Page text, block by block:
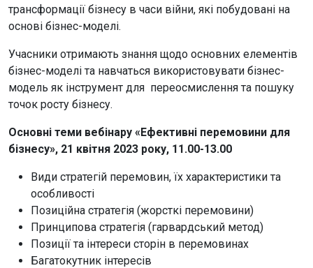
трансформації бізнесу в часи війни, які побудовані на
основі бізнес-моделі.
Учасники отримають знання щодо основних елементів
бізнес-моделі та навчаться використовувати бізнес-
модель як інструмент для переосмислення та пошуку
точок росту бізнесу.
Основні теми вебінару «Ефективні перемовини для
бізнесу», 21 квітня 2023 року, 11.00-13.00
Види стратегій перемовин, їх характеристики та
особливості
Позиційна стратегія (жорсткі перемовини)
Принципова стратегія (гарвардський метод)
Позиції та інтереси сторін в перемовинах
Багатокутник інтересів